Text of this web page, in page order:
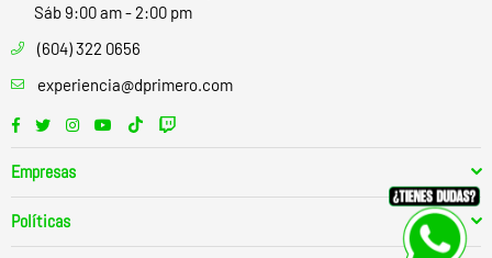
Sáb 9:00 am - 2:00 pm
(604) 322 0656
experiencia@dprimero.com
Facebook
TwitterInstagramYouTube
TikTokTwitch
Empresas
Políticas